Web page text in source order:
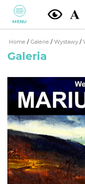
MENU
Home / Galerie / Wystawy /
Galeria